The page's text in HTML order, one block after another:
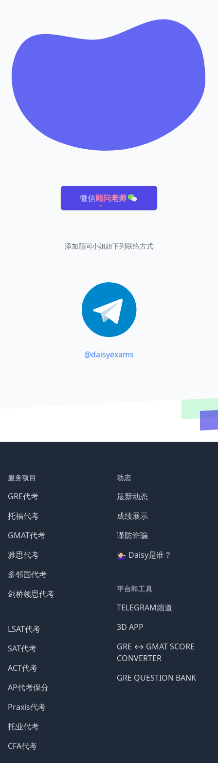
微信顾问老师
添加顾问小姐姐下列联络方式
@daisyexams
服务项目
GRE代考
托福代考
GMAT代考
雅思代考
多邻国代考
剑桥领思代考
LSAT代考
SAT代考
ACT代考
AP代考保分
Praxis代考
托业代考
CFA代考
动态
最新动态
成绩展示
谨防诈骗
💁🏻‍♀️ Daisy是谁？
平台和工具
TELEGRAM频道
3D APP
GRE ↔️ GMAT SCORE
CONVERTER
GRE QUESTION BANK